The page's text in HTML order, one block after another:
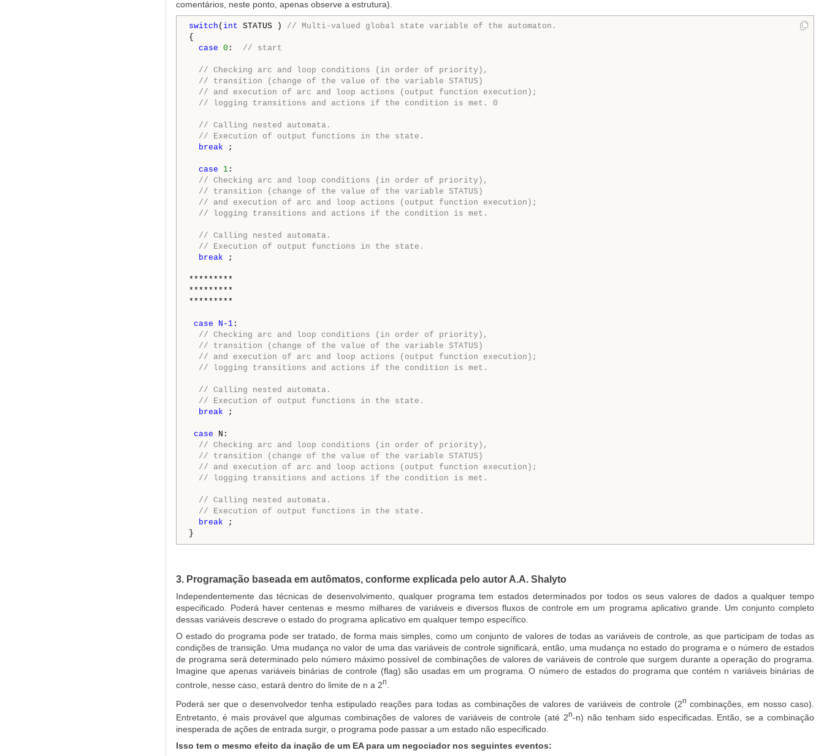
comentários, neste ponto, apenas observe a estrutura).
switch ( int STATUS ) // Мulti-valued global state variable of the automaton.
{
case 0 : // start
// Checking arc and loop conditions (in order of priority),
// transition (change of the value of the variable STATUS)
// and execution of arc and loop actions (output function execution);
// logging transitions and actions if the condition is met. 0
// Calling nested automata.
// Execution of output functions in the state.
break ;
case 1 :
// Checking arc and loop conditions (in order of priority),
// transition (change of the value of the variable STATUS)
// and execution of arc and loop actions (output function execution);
// logging transitions and actions if the condition is met.
// Calling nested automata.
// Execution of output functions in the state.
break ;
*********
*********
*********
case N-1 :
// Checking arc and loop conditions (in order of priority),
// transition (change of the value of the variable STATUS)
// and execution of arc and loop actions (output function execution);
// logging transitions and actions if the condition is met.
// Calling nested automata.
// Execution of output functions in the state.
break ;
case N:
// Checking arc and loop conditions (in order of priority),
// transition (change of the value of the variable STATUS)
// and execution of arc and loop actions (output function execution);
// logging transitions and actions if the condition is met.
// Calling nested automata.
// Execution of output functions in the state.
break ;
}
3. Programação baseada em autômatos, conforme explicada pelo autor A.A. Shalyto
Independentemente das técnicas de desenvolvimento, qualquer programa tem estados determinados por todos os seus valores de dados a qualquer tempo
especificado. Poderá haver centenas e mesmo milhares de variáveis e diversos fluxos de controle em um programa aplicativo grande. Um conjunto completo
dessas variáveis descreve o estado do programa aplicativo em qualquer tempo específico.
O estado do programa pode ser tratado, de forma mais simples, como um conjunto de valores de todas as variáveis de controle, as que participam de todas as
condições de transição. Uma mudança no valor de uma das variáveis de controle significará, então, uma mudança no estado do programa e o número de estados
de programa será determinado pelo número máximo possível de combinações de valores de variáveis de controle que surgem durante a operação do programa.
Imagine que apenas variáveis binárias de controle (flag) são usadas em um programa. O número de estados do programa que contém n variáveis binárias de
controle, nesse caso, estará dentro do limite de n a 2n
Poderá ser que o desenvolvedor tenha estipulado reações para todas as combinações de valores de variáveis de controle (2n combinações, em nosso caso).
Entretanto, é mais provável que algumas combinações de valores de variáveis de controle (até 2n-n) não tenham sido especificadas. Então, se a combinação
inesperada de ações de entrada surgir, o programa pode passar a um estado não especificado.
Isso tem o mesmo efeito da inação de um EA para um negociador nos seguintes eventos: